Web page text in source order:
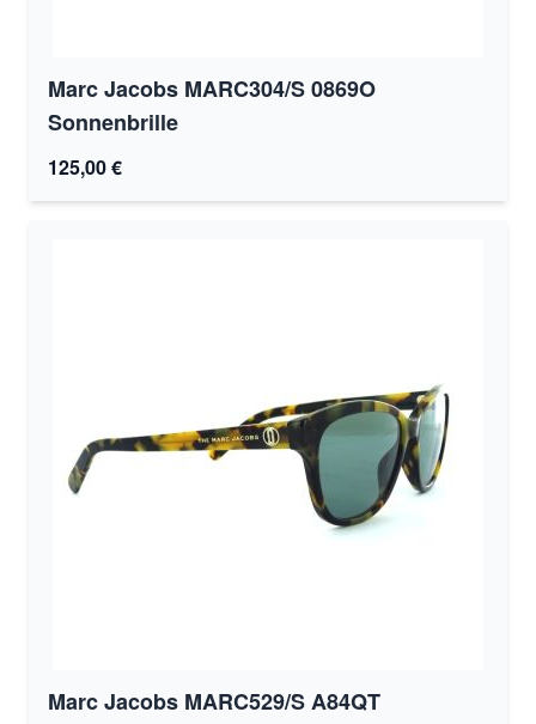
Marc Jacobs MARC304/S 0869O
Sonnenbrille
125,00 €
Marc Jacobs MARC529/S A84QT